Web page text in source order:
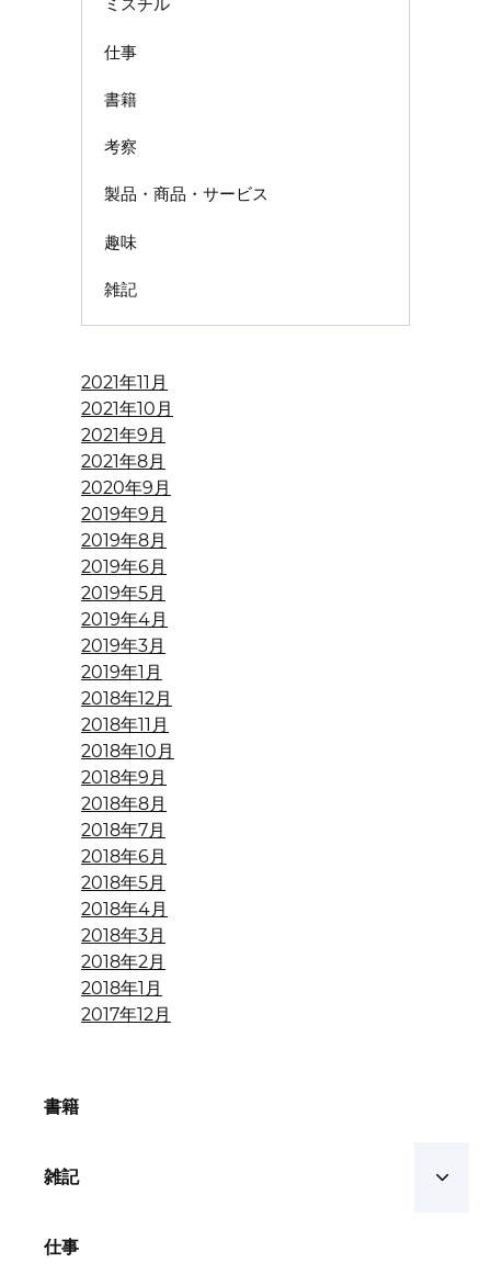
ミスチル
仕事
書籍
考察
製品・商品・サービス
趣味
雑記
2021年11月
2021年10月
2021年9月
2021年8月
2020年9月
2019年9月
2019年8月
2019年6月
2019年5月
2019年4月
2019年3月
2019年1月
2018年12月
2018年11月
2018年10月
2018年9月
2018年8月
2018年7月
2018年6月
2018年5月
2018年4月
2018年3月
2018年2月
2018年1月
2017年12月
書籍
雑記
仕事